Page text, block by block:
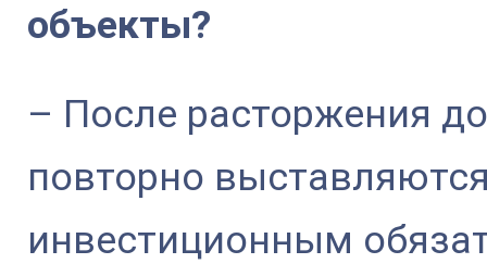
объекты?
– После расторжения
повторно
инвестиционным